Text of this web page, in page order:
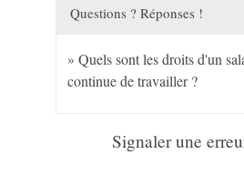
Questions ? Réponses !
Quels sont les droits d'un
continue de travailler ?
Signaler une